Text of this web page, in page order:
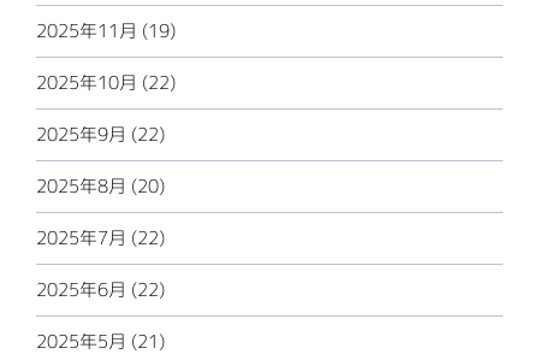
2025年11月 (19)
2025年10月 (22)
2025年9月 (22)
2025年8月 (20)
2025年7月 (22)
2025年6月 (22)
2025年5月 (21)